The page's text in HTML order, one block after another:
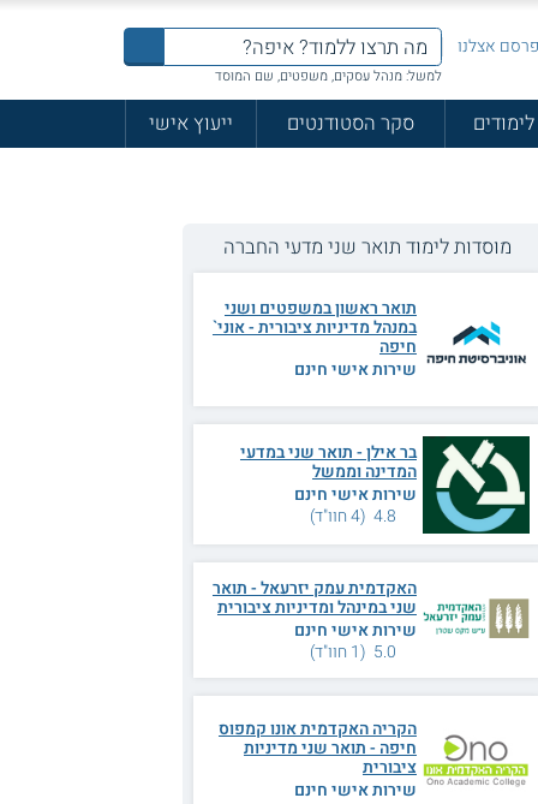
אצלנו
למשל: מנהל עסקים, משפטים, שם המוסד
סקר הסטודנטים ייעוץ אישי
מוסדות לימוד תואר שני מדעי החברה
תואר ראשון במשפטים ושני
במנהל מדיניות ציבורית - אוני`
חיפה
שירות אישי חינם
בר אילן - תואר שני במדעי
המדינה וממשל
שירות אישי חינם
4.8 (4 חוו"ד)
האקדמית עמק יזרעאל - תואר
שני במינהל ומדיניות ציבורית
שירות אישי חינם
5.0 (1 חוו"ד)
הקריה האקדמית אונו קמפוס
חיפה - תואר שני מדיניות
ציבורית
שירות אישי חינם